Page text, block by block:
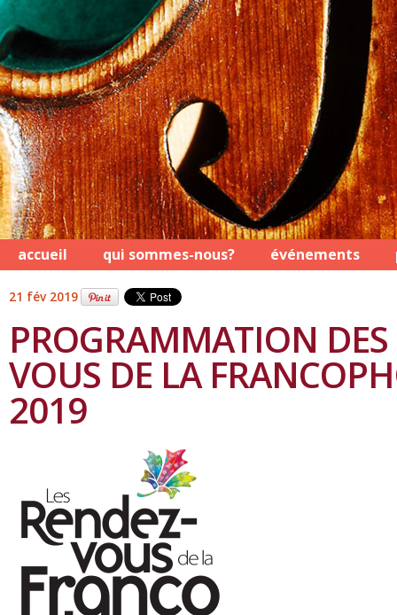
accueil qui sommes-nous? événements
21 fév 2019
PROGRAMMATION DES
VOUS DE LA
2019